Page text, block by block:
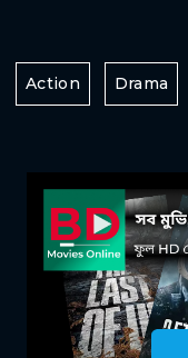
Action Drama